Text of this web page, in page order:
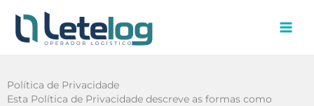
Política de Privacidade
Esta Política de Privacidade descreve as formas como